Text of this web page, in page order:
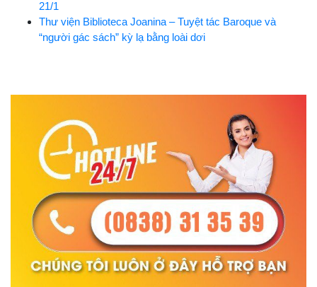
21/1
Thư viện Biblioteca Joanina – Tuyệt tác Baroque và
“người gác sách” kỳ lạ bằng loài dơi